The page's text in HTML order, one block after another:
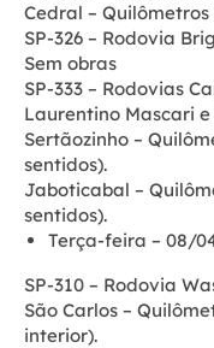
Cedral –
SP-326 – Rodovia
Sem obras
SP-333 – Rodovias
Laurentino Mascari e
Sertãozinho –
sentidos).
Jaboticabal –
sentidos).
Terça-feira – 08/
SP-310 – Rodovia
São Carlos –
interior).